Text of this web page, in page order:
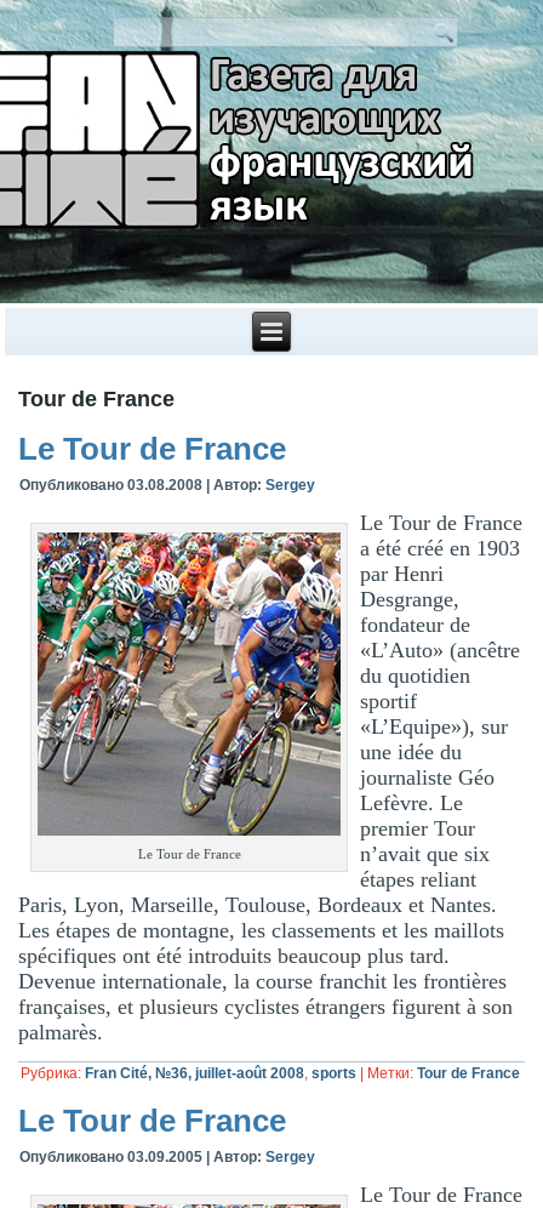
Tour de France
Le Tour de France
Опубликовано 03.08.2008 |Автор: Sergey
Le Tour de France
Le Tour de France
a été créé en 1903
par Henri
Desgrange,
fondateur de
«L’Auto» (ancêtre
du quotidien
sportif
«L’Equipe»), sur
une idée du
journaliste Géo
Lefèvre. Le
premier Tour
n’avait que six
étapes reliant
Paris, Lyon, Marseille, Toulouse, Bordeaux et Nantes.
Les étapes de montagne, les classements et les maillots
spécifiques ont été introduits beaucoup plus tard.
Devenue internationale, la course franchit les frontières
françaises, et plusieurs cyclistes étrangers figurent à son
palmarès.
Рубрика: Fran Cité, №36, juillet-août 2008,sports Метки: Tour de France
Le Tour de France
Опубликовано 03.09.2005 |Автор: Sergey
Le Tour de France